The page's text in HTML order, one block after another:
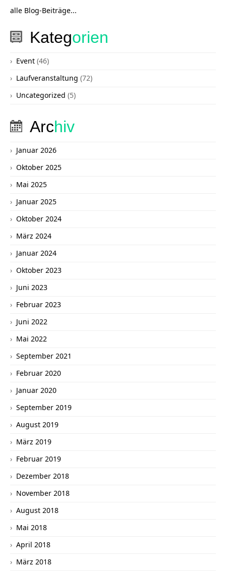
alle Blog-Beiträge...
Kategorien
Event (46)
Laufveranstaltung (72)
Uncategorized (5)
Archiv
Januar 2026
Oktober 2025
Mai 2025
Januar 2025
Oktober 2024
März 2024
Januar 2024
Oktober 2023
Juni 2023
Februar 2023
Juni 2022
Mai 2022
September 2021
Februar 2020
Januar 2020
September 2019
August 2019
März 2019
Februar 2019
Dezember 2018
November 2018
August 2018
Mai 2018
April 2018
März 2018